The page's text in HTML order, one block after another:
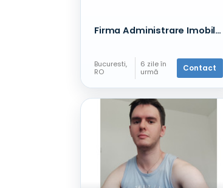
Firma Administrare Imobile - sector 1 - Bucurestii Noi
Bucuresti,
RO
servicii
6 zile în
urmă
Contact